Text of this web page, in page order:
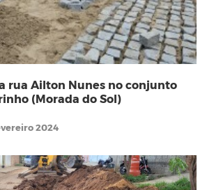
rua Ailton Nunes no conjunto
(Morada do Sol)
2024